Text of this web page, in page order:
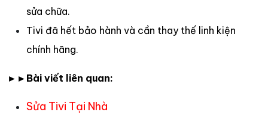
sửa chữa.
Tivi đã hết bảo hành và cần thay thế linh kiện
chính hãng.
►►Bài viết liên quan:
Sửa Tivi Tại Nhà